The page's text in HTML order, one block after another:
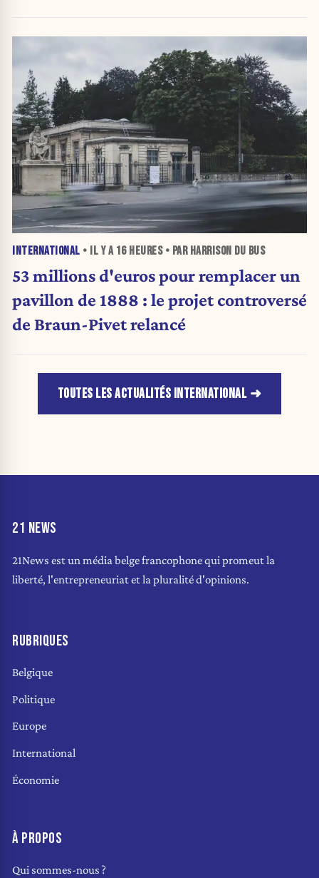
INTERNATIONAL • IL Y A 16 HEURES• PAR HARRISON DU BUS
53 millions d'euros pour remplacer un
pavillon de 1888 : le projet controversé
de Braun-Pivet relancé
TOUTES LES ACTUALITÉS INTERNATIONAL
21 NEWS
21News est un média belge francophone qui promeut la
liberté, l'entrepreneuriat et la pluralité d'opinions.
RUBRIQUES
Belgique
Politique
Europe
International
Économie
À PROPOS
Qui sommes-nous ?